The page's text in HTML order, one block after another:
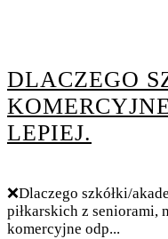
DLACZEGO
LEPIEJ.
❌Dlaczego szkółki/
piłkarskich z seniorami,
komercyjne odp...